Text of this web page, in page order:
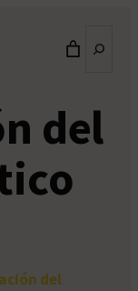
del
del